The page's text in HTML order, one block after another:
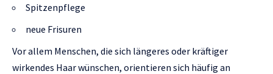
Spitzenpflege
neue Frisuren
Vor allem Menschen, die sich längeres oder kräftiger
wirkendes Haar wünschen, orientieren sich häufig an